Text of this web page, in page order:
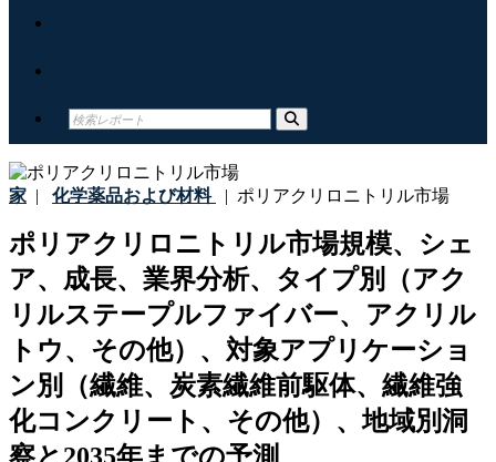
家 | 化学薬品および材料 | ポリアクリロニトリル市場
ポリアクリロニトリル市場規模、シェ
ア、成長、業界分析、タイプ別（アク
リルステープルファイバー、アクリル
トウ、その他）、対象アプリケーショ
ン別（繊維、炭素繊維前駆体、繊維強
化コンクリート、その他）、地域別洞